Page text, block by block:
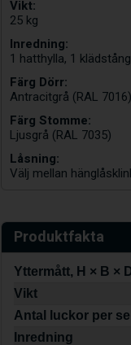
Vikt:
25 kg
Inredning:
1 hatthylla, 1
Färg Dörr:
Antracitgrå (RAL 7016)
Färg Stomme:
Ljusgrå (RAL 7035)
Låsning:
Välj mellan
Produktfakta
Yttermått, H × B ×
Vikt
Antal luckor per
Inredning